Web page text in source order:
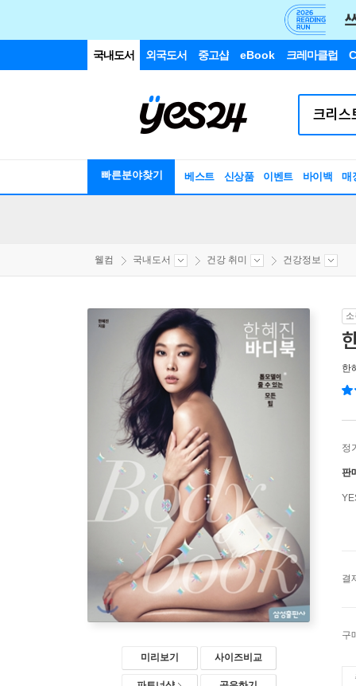
국내도서 외국도서 중고샵 eBook 크레마클럽
빠른분야찾기 베스트 신상품 이벤트 바이백 매
웰컴 국내도서 건강 취미 건강정보
미리보기 사이즈비교
한
정
판
결
구